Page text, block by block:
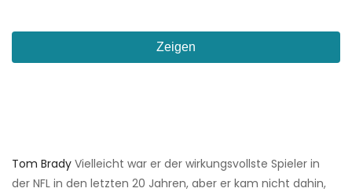
Zeigen
Tom Brady Vielleicht war er der wirkungsvollste Spieler in
der NFL in den letzten 20 Jahren, aber er kam nicht dahin,